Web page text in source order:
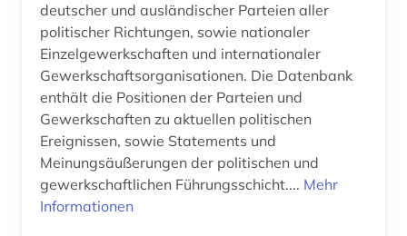
kaiser (2)
kanada (1)
karibik (4)
karl <römisch-deutsches reich (1)
karriereratgeber (1)
kartierung (1)
deutscher und ausländischer Parteien aller
politischer Richtungen, sowie nationaler
Einzelgewerkschaften und internationaler
Gewerkschaftsorganisationen. Die Datenbank
enthält die Positionen der Parteien und
Gewerkschaften zu aktuellen politischen
Ereignissen, sowie Statements und
Meinungsäußerungen der politischen und
gewerkschaftlichen Führungsschicht.... Mehr
Informationen